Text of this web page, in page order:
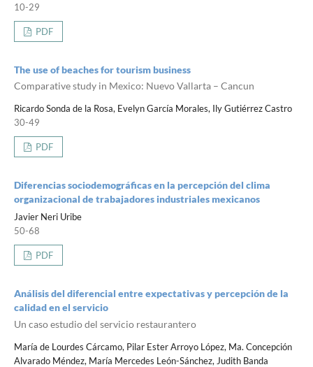
10-29
PDF
The use of beaches for tourism business
Comparative study in Mexico: Nuevo Vallarta – Cancun
Ricardo Sonda de la Rosa, Evelyn García Morales, Ily Gutiérrez Castro
30-49
PDF
Diferencias sociodemográficas en la percepción del clima
organizacional de trabajadores industriales mexicanos
Javier Neri Uribe
50-68
PDF
Análisis del diferencial entre expectativas y percepción de la
calidad en el servicio
Un caso estudio del servicio restaurantero
María de Lourdes Cárcamo, Pilar Ester Arroyo López, Ma. Concepción
Alvarado Méndez, María Mercedes León-Sánchez, Judith Banda